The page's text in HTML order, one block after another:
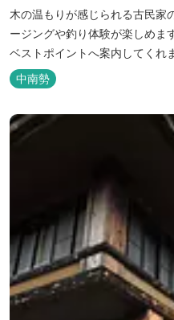
木の温もりが感じられる古民家
ージングや釣り体験が楽しめま
ベストポイントへ案内してくれ
中南勢